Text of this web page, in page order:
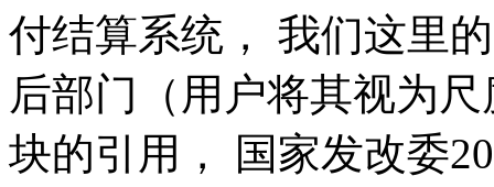
付结算系统， 我们这里
后部门（用户将其视为
块的引用， 国家发改委